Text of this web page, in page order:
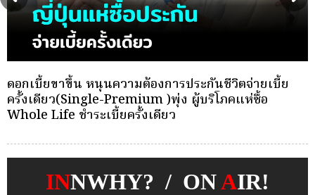
กองทุนประกันวินาศภัย (กปว.) ประกาศเปิดรับสมัคร
บุคคลเพื่อตัดเลือกและแต่งตั้งให้ดำรงตำแหน่งผู้จัดการ
กองทุนประกันวินาศภัย
INNWHY? / ONAIR!